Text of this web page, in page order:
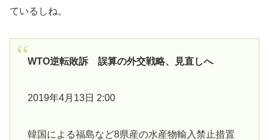
ているしね。
WTO逆転敗訴 誤算の外交戦略、見直しへ
2019年4月13日 2:00
韓国による福島など8県産の水産物輸入禁止措置